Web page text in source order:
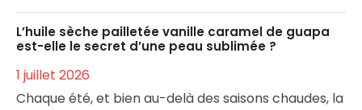
L’huile sèche pailletée vanille caramel de guapa
est-elle le secret d’une peau sublimée ?
1 juillet 2026
Chaque été, et bien au-delà des saisons chaudes, la